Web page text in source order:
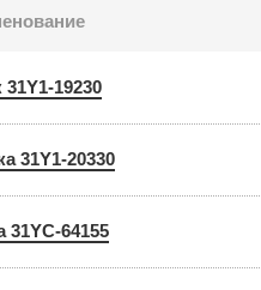
19230
31Y1-20330
31YC-64155